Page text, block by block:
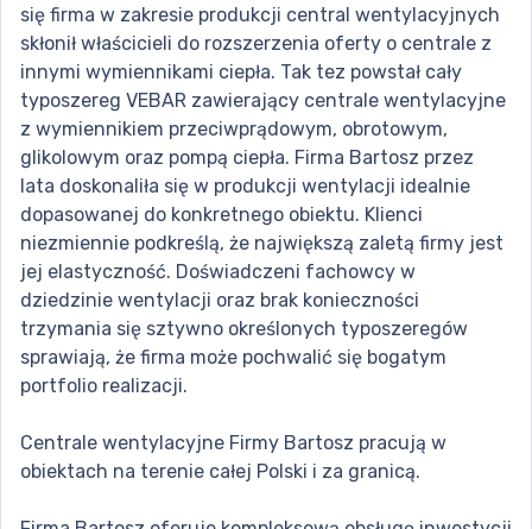
się firma w zakresie produkcji central wentylacyjnych
skłonił właścicieli do rozszerzenia oferty o centrale z
innymi wymiennikami ciepła. Tak tez powstał cały
typoszereg VEBAR zawierający centrale wentylacyjne
z wymiennikiem przeciwprądowym, obrotowym,
glikolowym oraz pompą ciepła. Firma Bartosz przez
lata doskonaliła się w produkcji wentylacji idealnie
dopasowanej do konkretnego obiektu. Klienci
niezmiennie podkreślą, że największą zaletą firmy jest
jej elastyczność. Doświadczeni fachowcy w
dziedzinie wentylacji oraz brak konieczności
trzymania się sztywno określonych typoszeregów
sprawiają, że firma może pochwalić się bogatym
portfolio realizacji.
Centrale wentylacyjne Firmy Bartosz pracują w
obiektach na terenie całej Polski i za granicą.